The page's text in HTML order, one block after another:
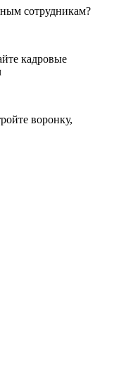
сотрудникам?
кадровые
воронку,